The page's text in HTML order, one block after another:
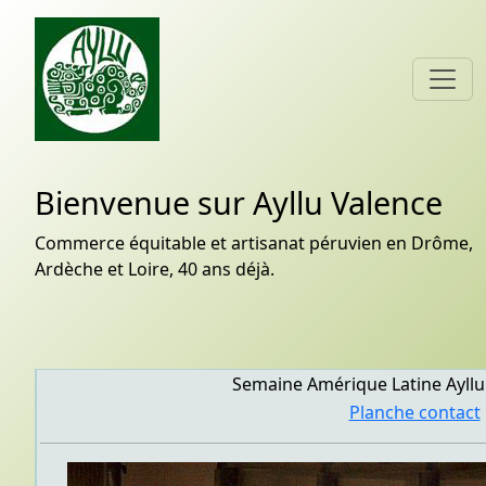
Bienvenue sur Ayllu Valence
Commerce équitable et artisanat péruvien en Drôme,
Ardèche et Loire, 40 ans déjà.
Semaine Amérique Latine
Planche contact